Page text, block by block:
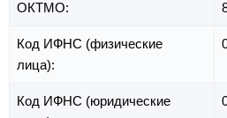
ОКТМО:
Код ИФНС (физические
лица):
Код ИФНС (юридические